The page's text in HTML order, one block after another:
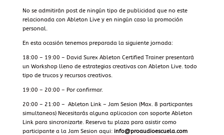
No se admitirán post de ningún tipo de publicidad que no este
relacionada con Ableton Live y en ningún caso la promoción
personal.
En esta ocasión tenemos preparada la siguiente jornada:
18:00 – 19:00 – David Surex Ableton Certified Trainer presentará
un Workshop lleno de estrategias creativas con Ableton Live. todo
tipo de trucos y recursos creativos.
19:00 – 20:00 – Por confirmar.
20:00 – 21:00 – Ableton Link – Jam Sesion (Max. 8 particpantes
simultaneos) Necesitarás alguna aplicacion con soporte Ableton
Link para sincronizarte. Reserva tu plaza para asistir como
participante a la Jam Sesion aqui: info@proaudioescuela.com